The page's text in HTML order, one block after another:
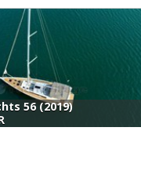
56 (2019)